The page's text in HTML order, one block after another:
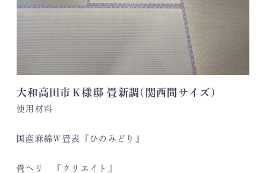
大和高田市Ｋ様邸 畳新調(関西間サイズ)
使用材料
国産麻綿Ｗ畳表『ひのみどり』
畳ヘリ 『クリエイト』